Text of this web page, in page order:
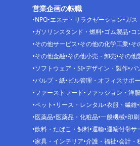
営業企画の転職
NPO エステ・リラクゼーション ガス
ガソリンスタンド・燃料 ゴム製品 コ
その他サービス その他の化学工業 そ
その他金融 その他小売・卸売 その他
ソフトウェア・SI デザイン・製作 パ
パルプ・紙 ビル管理・オフィスサポ
ファーストフード ファッション・洋服
ペット リース・レンタル 衣服・繊維
医薬品 医薬品・化粧品 一般機械 印刷
飲料・たばこ・飼料 運輸 運輸付帯サ
家具・インテリア 介護・福祉 会計・